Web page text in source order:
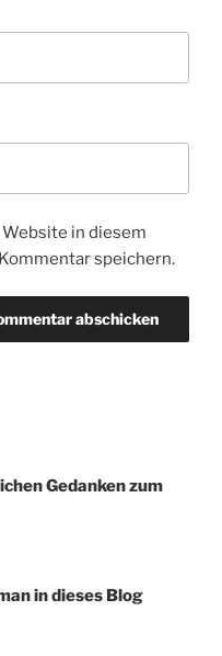
in diesem
speichern.
Gedanken zum
in dieses Blog